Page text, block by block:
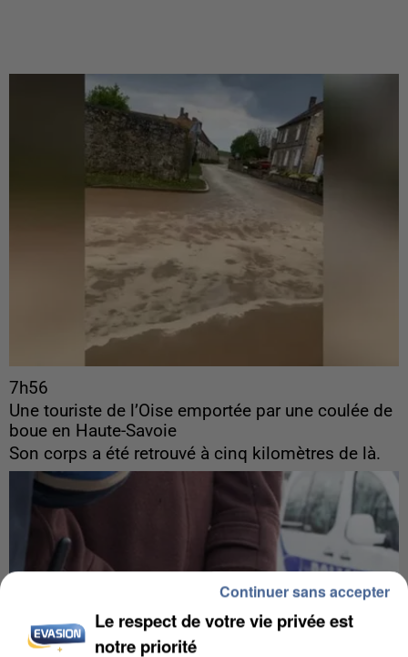
7h56
Une touriste de l’Oise emportée par une coulée de
boue en Haute-Savoie
Son corps a été retrouvé à cinq kilomètres de là.
Le respect de votre vie privée est
notre priorité
Continuer sans accepter